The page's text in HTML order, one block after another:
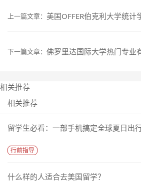
上一篇文章： 美国OFFER伯克利大学统计
下一篇文章： 佛罗里达国际大学热门专业
相关推荐
相关推荐
留学生必看：一部手机搞定全球夏日出
行前指导
什么样的人适合去美国留学？